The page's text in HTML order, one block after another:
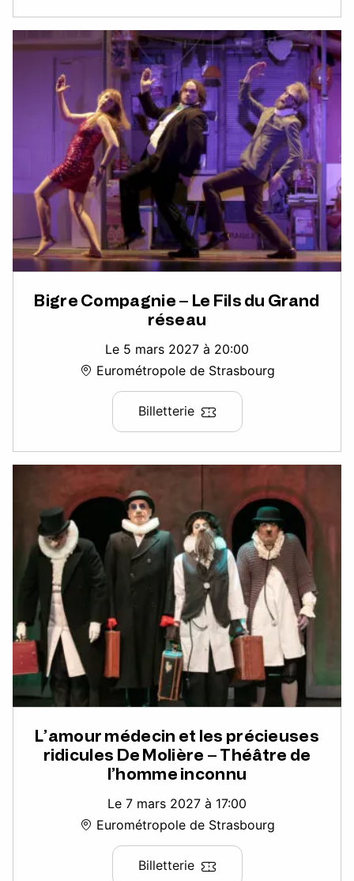
Bigre Compagnie – Le Fils du Grand
réseau
Le 5 mars 2027 à 20:00
Eurométropole de Strasbourg
Billetterie
L’amour médecin et les précieuses
ridicules De Molière – Théâtre de
l’homme inconnu
Le 7 mars 2027 à 17:00
Eurométropole de Strasbourg
Billetterie